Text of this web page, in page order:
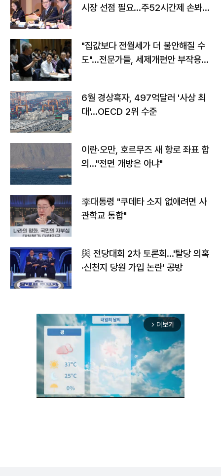
시장 선점 필요…주52시간제 손봐
"집값보다 전월세가 더 불안해질 수
도"…전문가들, 세제개편안 부작용
6월 경상흑자, 497억달러 '사상 최
대'…OECD 2위 수준
이란·오만, 호르무즈 새 항로 좌표 합
의…"전면 개방은 아냐"
李대통령 "쿠데타 소지 없애려면 사
관학교 통합"
與 전당대회 2차 토론회…'탈당 의혹
·신천지 당원 가입 논란' 공방
arrow_forward_ios 더보기